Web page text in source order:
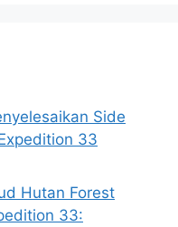
Side
33
Hutan Forest
33: